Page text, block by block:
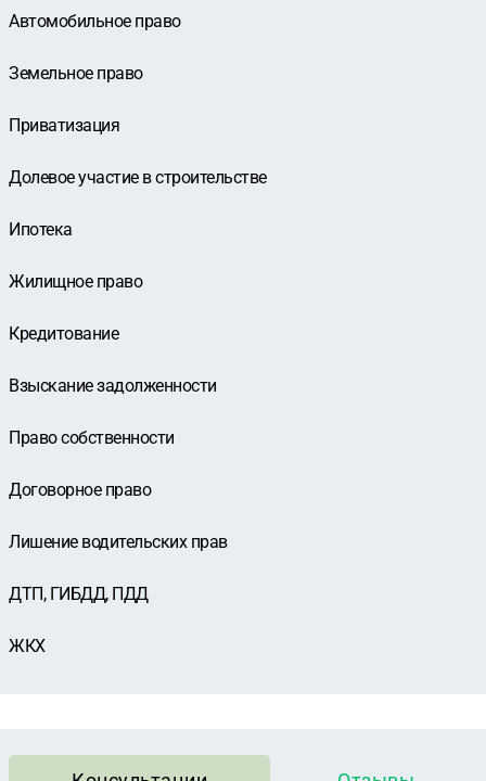
Автомобильное право
Земельное право
Приватизация
Долевое участие в строительстве
Ипотека
Жилищное право
Кредитование
Взыскание задолженности
Право собственности
Договорное право
Лишение водительских прав
ДТП, ГИБДД, ПДД
ЖКХ